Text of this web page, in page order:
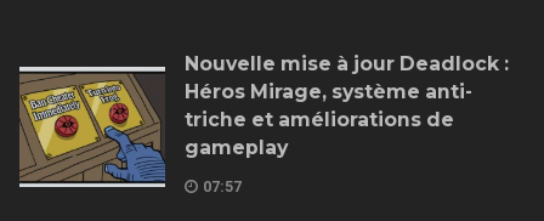
Nouvelle mise à jour Deadlock :
Héros Mirage, système anti-
triche et améliorations de
gameplay
07:57